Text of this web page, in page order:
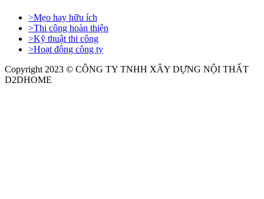
>Mẹo hay hữu ích
>Thi công hoàn thiện
>Kỹ thuật thi công
>Hoạt động công ty
Copyright 2023 © CÔNG TY TNHH XÂY DỰNG NỘI THẤT
D2DHOME